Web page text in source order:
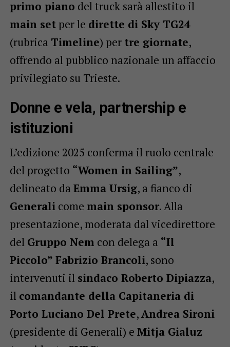
primo piano del truck sarà allestito il
main setper le dirette di Sky TG24
(rubrica Timeline) per tre giornate,
offrendo al pubblico nazionale un affaccio
privilegiato su Trieste.
Donne e vela, partnership e
istituzioni
L’edizione 2025 conferma il ruolo centrale
del progetto “Women in Sailing”,
delineato da Emma Ursig, a fianco di
Generalicome main sponsor. Alla
presentazione, moderata dal vicedirettore
del Gruppo Nem con delega a “Il
Piccolo” Fabrizio Brancoli, sono
intervenuti il sindaco Roberto Dipiazza,
il comandante della Capitaneria di
Porto Luciano Del Prete,Andrea Sironi
(presidente di Generali) e Mitja Gialuz